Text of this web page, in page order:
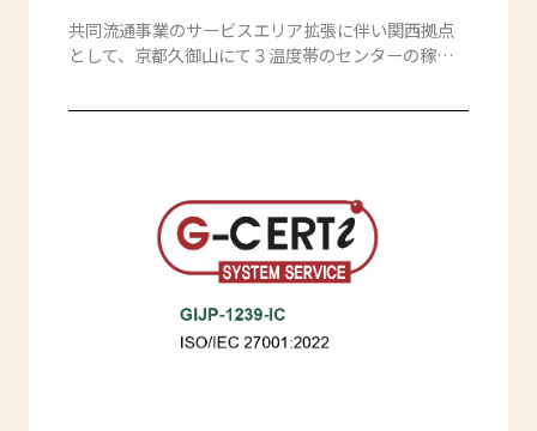
共同流通事業のサービスエリア拡張に伴い関西拠点
として、京都久御山にて３温度帯のセンターの稼働
を推進してまいります。 ◆所在地 〒613-0035